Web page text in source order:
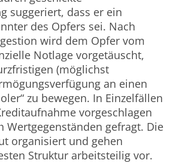
suggeriert, dass er ein
des Opfers sei. Nach
wird dem Opfer vom
Notlage vorgetäuscht,
(möglichst
an einen
zu bewegen. In Einzelfällen
vorgeschlagen
Wertgegenständen gefragt. Die
organisiert und gehen
Struktur arbeitsteilig vor.